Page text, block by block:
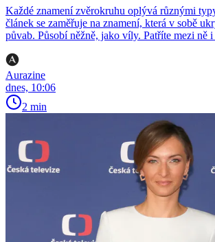
Každé znamení zvěrokruhu oplývá různými
článek se zaměřuje na znamení, která v sobě
půvab. Působí něžně, jako víly. Patříte mezi ně
Aurazine
dnes, 10:06
2 min